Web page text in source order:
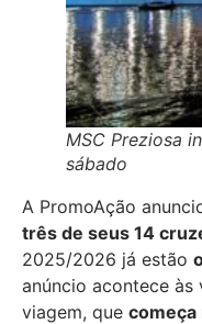
MSC Preziosa
sábado
A PromoAção
três de seus 14
2025/2026 já estão
anúncio acontece
viagem, que começa